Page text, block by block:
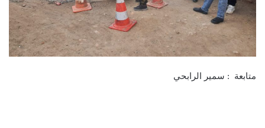
متابعة : سمير الرابحي